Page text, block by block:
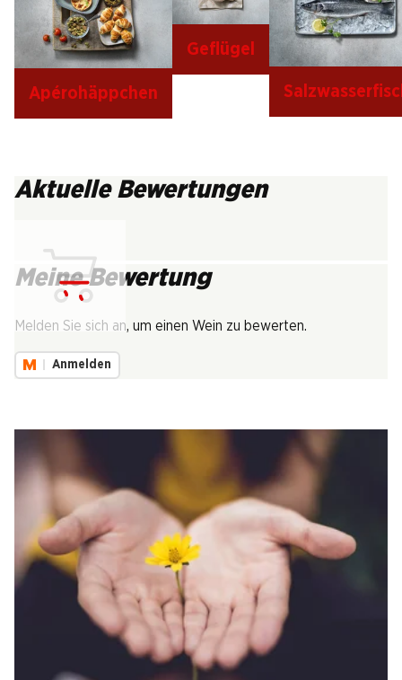
Apérohäppchen
Geflügel
Aktuelle Bewertungen
Meine Bewertung
Melden Sie sich an, um einen Wein zu bewerten.
Anmelden